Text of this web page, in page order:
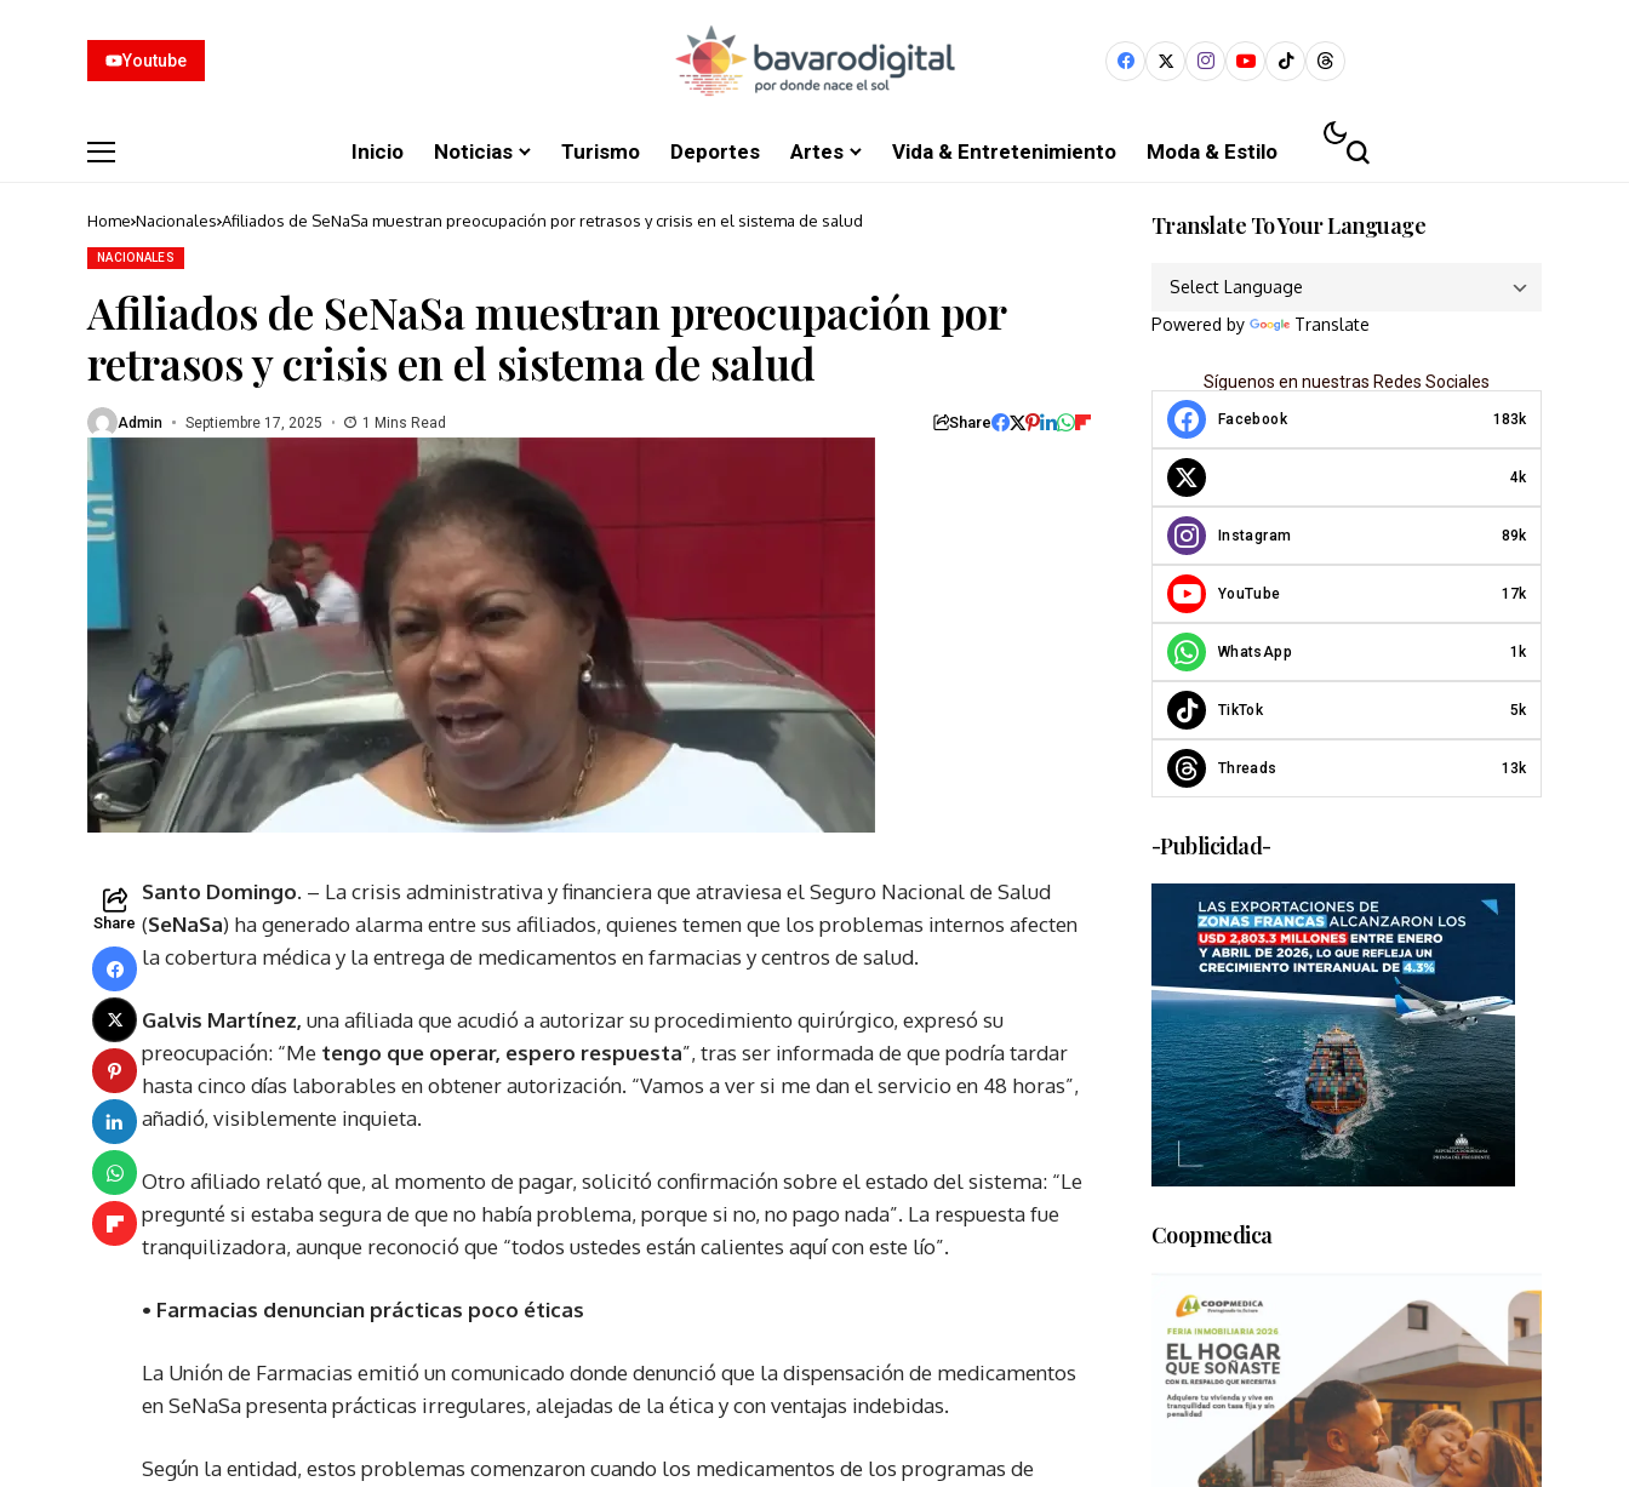
Youtube
Inicio Noticias Turismo Deportes Artes Vida & Entretenimiento Moda & Estilo
Home Nacionales Afiliados de SeNaSa muestran preocupación por retrasos y crisis en el sistema de salud
NACIONALES
Afiliados de SeNaSa muestran preocupación por
retrasos y crisis en el sistema de salud
Admin Septiembre 17, 2025 1 Mins Read Share
Share
Santo Domingo. – La crisis administrativa y financiera que atraviesa el Seguro Nacional de Salud
(SeNaSa) ha generado alarma entre sus afiliados, quienes temen que los problemas internos afecten
la cobertura médica y la entrega de medicamentos en farmacias y centros de salud.
Galvis Martínez, una afiliada que acudió a autorizar su procedimiento quirúrgico, expresó su
preocupación: “Me tengo que operar, espero respuesta”, tras ser informada de que podría tardar
hasta cinco días laborables en obtener autorización. “Vamos a ver si me dan el servicio en 48 horas”,
añadió, visiblemente inquieta.
Otro afiliado relató que, al momento de pagar, solicitó confirmación sobre el estado del sistema: “Le
pregunté si estaba segura de que no había problema, porque si no, no pago nada”. La respuesta fue
tranquilizadora, aunque reconoció que “todos ustedes están calientes aquí con este lío”.
• Farmacias denuncian prácticas poco éticas
La Unión de Farmacias emitió un comunicado donde denunció que la dispensación de medicamentos
en SeNaSa presenta prácticas irregulares, alejadas de la ética y con ventajas indebidas.
Según la entidad, estos problemas comenzaron cuando los medicamentos de los programas de
Translate To Your Language
Powered by Translate
Síguenos en nuestras Redes Sociales
Facebook 183k
4k
Instagram 89k
YouTube 17k
WhatsApp 1k
TikTok 5k
Threads 13k
-Publicidad-
Coopmedica